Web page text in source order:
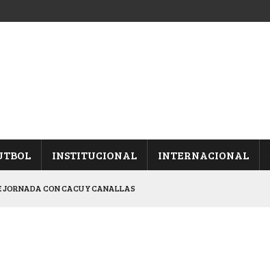
INSTITUCIONAL INTERNACIONAL
JORNADA CON CACU Y CANALLAS
SEMIFINALISTA